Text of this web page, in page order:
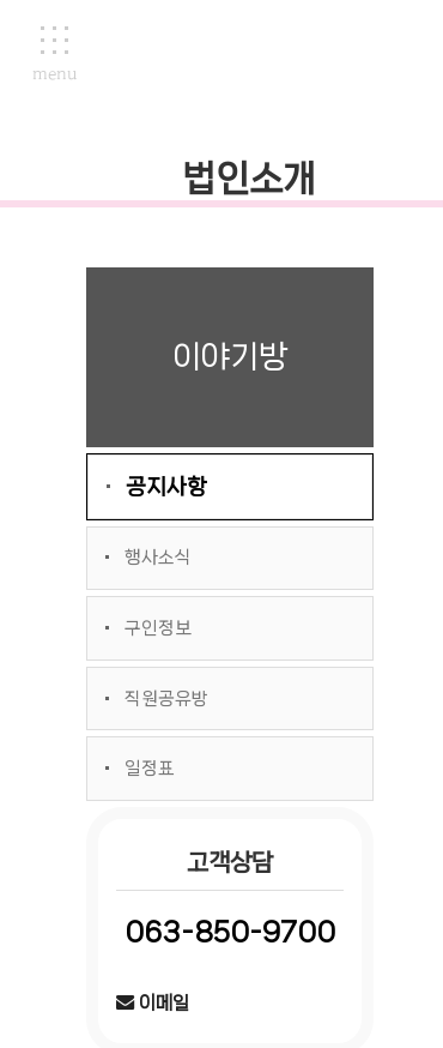
법인소개
이야기방
공지사항
행사소식
구인정보
직원공유방
일정표
고객상담
063-850-9700
이메일
menu